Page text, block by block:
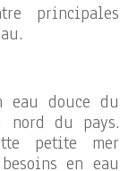
principales
eau douce du
nord du pays.
petite mer
en eau